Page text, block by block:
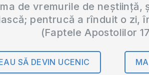
de vremurile de
pentrucă a rînduit o zi,
(Faptele Apostolilor
SĂ DEVIN UCENIC